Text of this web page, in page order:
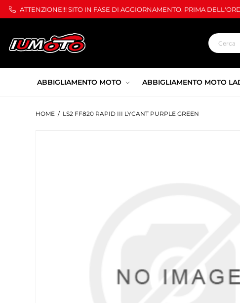
ATTENZIONE!!! SITO IN FASE DI AGGIORNAMENTO. PRIMA
ABBIGLIAMENTO MOTO ABBIGLIAMENTO MOTO
HOME / LS2 FF820 RAPID III LYCANT PURPLE GREEN